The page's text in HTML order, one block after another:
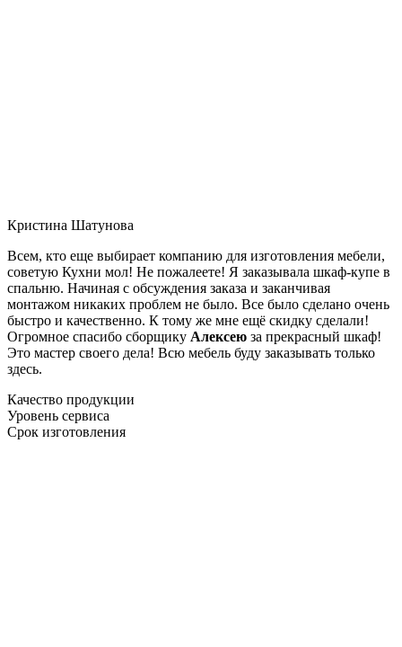
Кристина Шатунова
Всем, кто еще выбирает компанию для изготовления мебели,
советую Кухни мол! Не пожалеете! Я заказывала шкаф-купе в
спальню. Начиная с обсуждения заказа и заканчивая
монтажом никаких проблем не было. Все было сделано очень
быстро и качественно. К тому же мне ещё скидку сделали!
Огромное спасибо сборщику Алексею за прекрасный шкаф!
Это мастер своего дела! Всю мебель буду заказывать только
здесь.
Качество продукции
Уровень сервиса
Срок изготовления